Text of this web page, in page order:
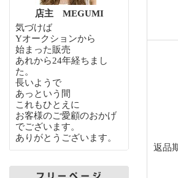
店主 MEGUMI
気づけば
Yオークションから
始まった販売
あれから24年経ちまし
た。
長いようで
あっという間
これもひとえに
お客様のご愛顧のおかげ
でございます。
ありがとうございます。
返品